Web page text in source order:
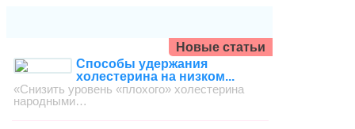
Новые статьи
Способы удержания
холестерина на низком...
«Снизить уровень «плохого» холестерина
народными…